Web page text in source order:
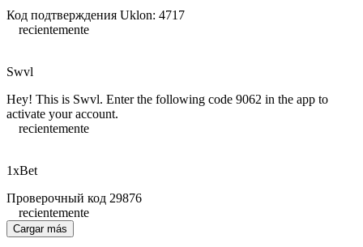
Код подтверждения Uklon: 4717
recientemente
Swvl
Hey! This is Swvl. Enter the following code 9062 in the app to
activate your account.
recientemente
1xBet
Проверочный код 29876
recientemente
Cargar más